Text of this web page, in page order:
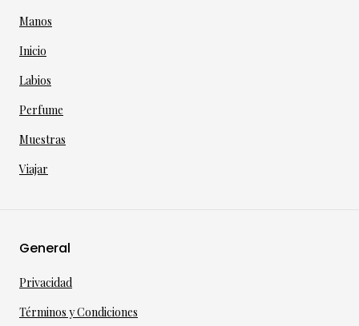
Manos
Inicio
Labios
Perfume
Muestras
Viajar
General
Privacidad
Términos y Condiciones